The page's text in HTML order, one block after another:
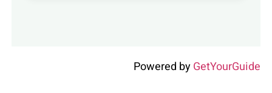
Powered byGetYourGuide